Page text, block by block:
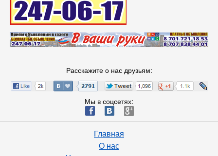
Расскажите о нас друзьям:
Мы в соцсетях:
ä æ è
Главная
О нас